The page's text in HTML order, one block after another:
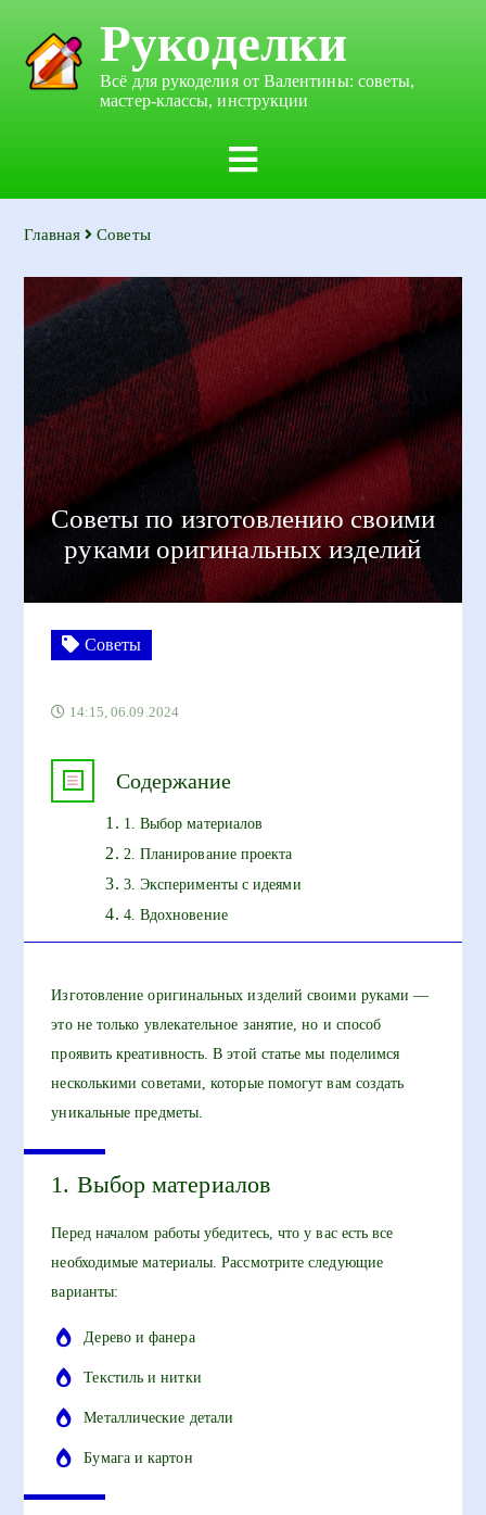
Рукоделки
Всё для рукоделия от Валентины: советы,
мастер-классы, инструкции
Главная Советы
Советы по изготовлению своими
руками оригинальных изделий
Советы
14:15, 06.09.2024
Содержание
1. Выбор материалов
2. Планирование проекта
3. Эксперименты с идеями
4. Вдохновение
Изготовление оригинальных изделий своими руками —
это не только увлекательное занятие, но и способ
проявить креативность. В этой статье мы поделимся
несколькими советами, которые помогут вам создать
уникальные предметы.
1. Выбор материалов
Перед началом работы убедитесь, что у вас есть все
необходимые материалы. Рассмотрите следующие
варианты:
Дерево и фанера
Текстиль и нитки
Металлические детали
Бумага и картон